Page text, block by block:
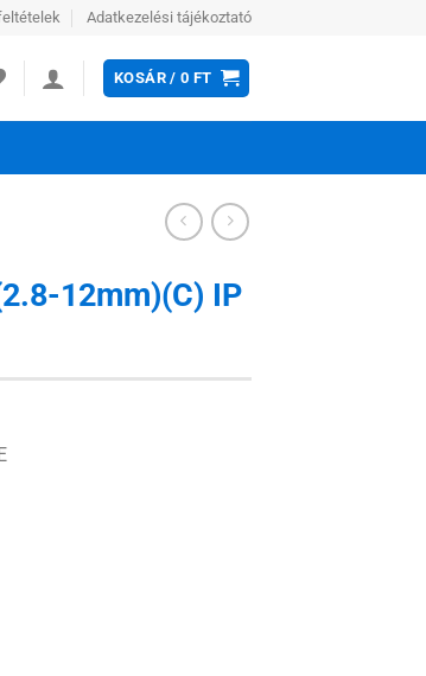
Adatkezelési tájékoztató
KOSÁR /0 FT
12mm)(C) IP